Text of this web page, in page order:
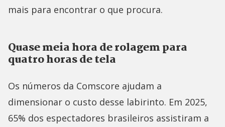
mais para encontrar o que procura.
Quase meia hora de rolagem para
quatro horas de tela
Os números da Comscore ajudam a
dimensionar o custo desse labirinto. Em 2025,
65% dos espectadores brasileiros assistiram a